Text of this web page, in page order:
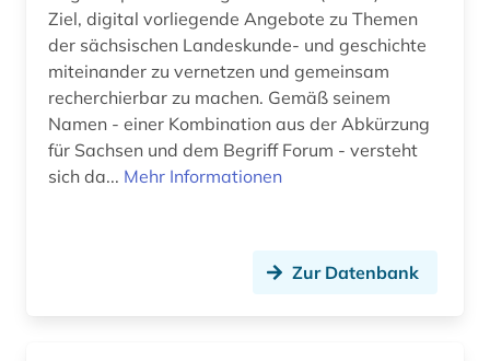
mühle (4)
münze (1)
niederlande (3)
niedersachsen (1)
nürnberg (1)
Ziel, digital vorliegende Angebote zu Themen
der sächsischen Landeskunde- und geschichte
miteinander zu vernetzen und gemeinsam
recherchierbar zu machen. Gemäß seinem
Namen - einer Kombination aus der Abkürzung
für Sachsen und dem Begriff Forum - versteht
sich da... Mehr Informationen
Zur Datenbank